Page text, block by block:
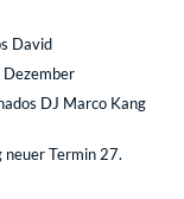
David
Dezember
DJ Marco Kang
neuer Termin 27.